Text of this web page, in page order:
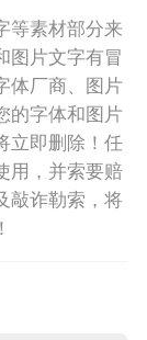
等素材部分来
图片文字有冒
体厂商、图片
的字体和图片
立即删除！任
用，并索要赔
敲诈勒索，将